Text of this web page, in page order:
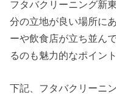
フタバクリーニング新
分の立地が良い場所に
ーや飲食店が立ち並ん
るのも魅力的なポイント
下記、フタバクリーニ